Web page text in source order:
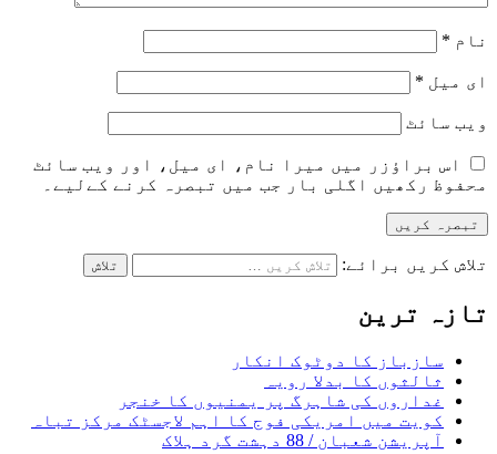
نام *
ای میل *
ویب‌ سائٹ
اس براؤزر میں میرا نام، ای میل، اور ویب سائٹ
محفوظ رکھیں اگلی بار جب میں تبصرہ کرنے کےلیے۔
تلاش کریں برائے:
تازہ ترین
سازباز کا دوٹوک انکار
ثالثوں کا بدلا رویہ
غداروں کی شاہرگ پر یمنیوں کا خنجر
کویت میں امریکی فوج کا اہم لاجسٹک مرکز تباہ
آپریشن شعبان / 88 دہشت گرد ہلاک